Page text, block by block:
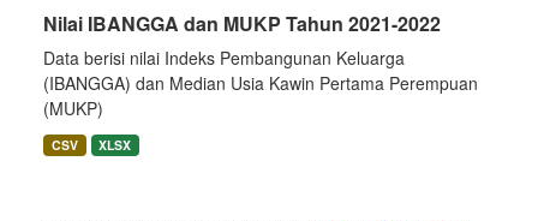
Nilai IBANGGA dan MUKP Tahun 2021-2022
Data berisi nilai Indeks Pembangunan Keluarga
(IBANGGA) dan Median Usia Kawin Pertama Perempuan
(MUKP)
CSV XLSX